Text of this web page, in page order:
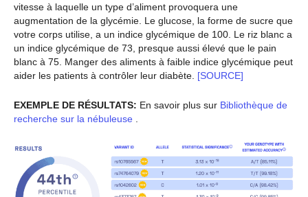
vitesse à laquelle un type d’aliment provoquera une
augmentation de la glycémie. Le glucose, la forme de sucre que
votre corps utilise, a un indice glycémique de 100. Le riz blanc a
un indice glycémique de 73, presque aussi élevé que le pain
blanc à 75. Manger des aliments à faible indice glycémique peut
aider les patients à contrôler leur diabète. [SOURCE]
EXEMPLE DE RÉSULTATS: En savoir plus sur Bibliothèque de
recherche sur la nébuleuse